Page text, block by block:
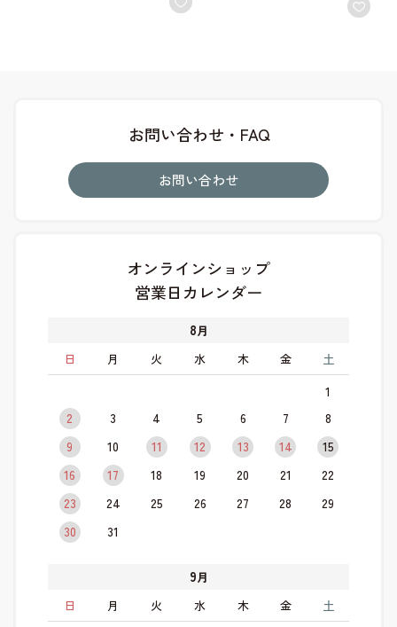
お問い合わせ・FAQ
お問い合わせ
オンラインショップ
営業日カレンダー
8月
日
月 火 水 木 金 土
1
2
3 4 5 6 7
8
9
10 11 12 13 14
15
16
17 18 19 20 21
22
23
24 25 26 27 28
29
30
31
9月
日
月 火 水 木 金 土